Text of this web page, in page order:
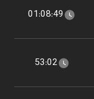
01:08:49
53:02